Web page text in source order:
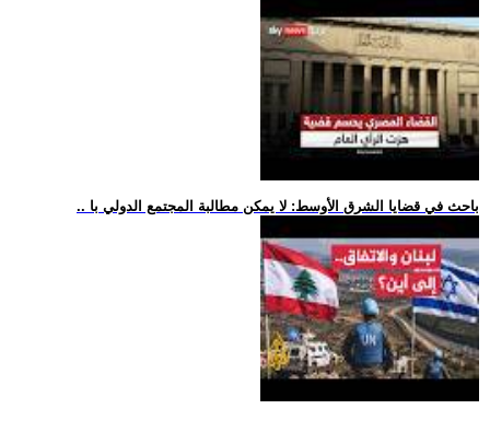
.. باحث في قضايا الشرق الأوسط: لا يمكن مطالبة المجتمع الدولي با